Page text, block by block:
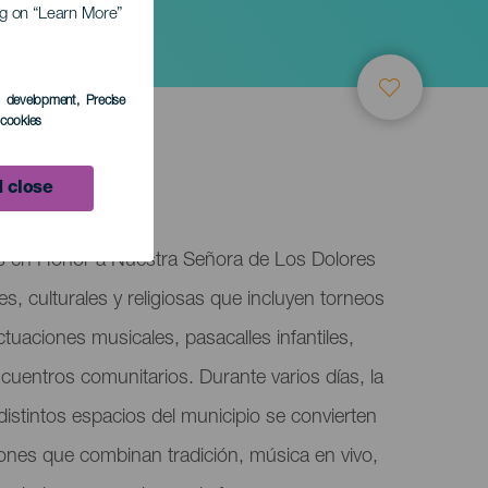
on “Learn More”
development, Precise
close
en Honor a Nuestra Señora de Los Dolores
culturales y religiosas que incluyen torneos
musicales, pasacalles infantiles,
comunitarios. Durante varios días, la
espacios del municipio se convierten
que combinan tradición, música en vivo,